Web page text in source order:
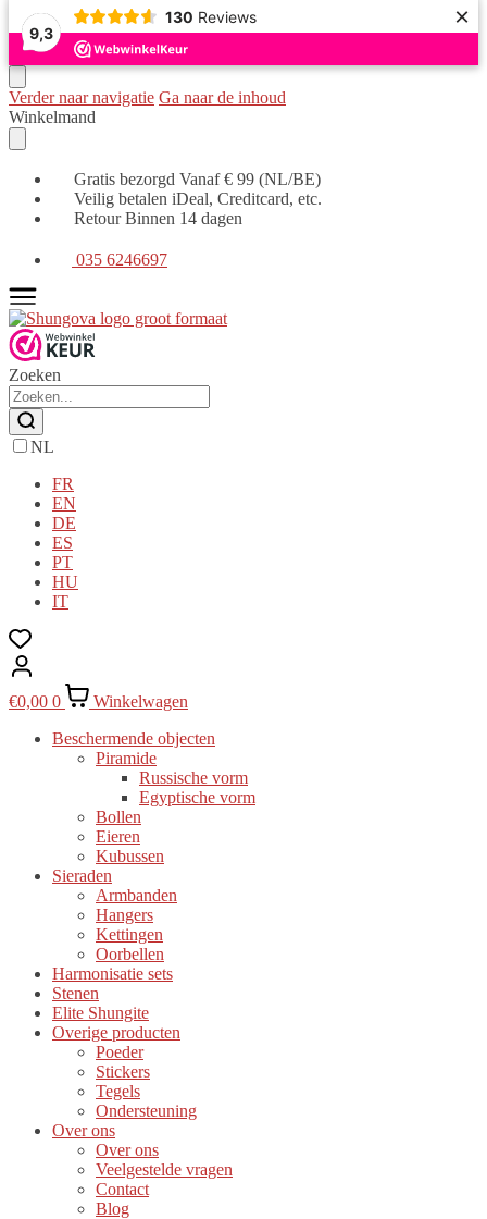
9,3
130 Reviews ×
Verder naar navigatie Ga naar de inhoud
Winkelmand
Gratis bezorgd Vanaf € 99 (NL/BE)
Veilig betalen iDeal, Creditcard, etc.
Retour Binnen 14 dagen
035 6246697
Zoeken
NL
FR
EN
DE
ES
PT
HU
IT
€0,00 0
Winkelwagen
Beschermende objecten
Piramide
Russische vorm
Egyptische vorm
Bollen
Eieren
Kubussen
Sieraden
Armbanden
Hangers
Kettingen
Oorbellen
Harmonisatie sets
Stenen
Elite Shungite
Overige producten
Poeder
Stickers
Tegels
Ondersteuning
Over ons
Over ons
Veelgestelde vragen
Contact
Blog